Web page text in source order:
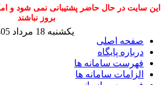
این سایت در حال حاضر پشتیبانی نمی شود و
بروز نباشند
صفحه اصلی
درباره پایگاه
فهرست سامانه ها
الزامات سامانه ها
یکشنبه 18 مرداد 1405